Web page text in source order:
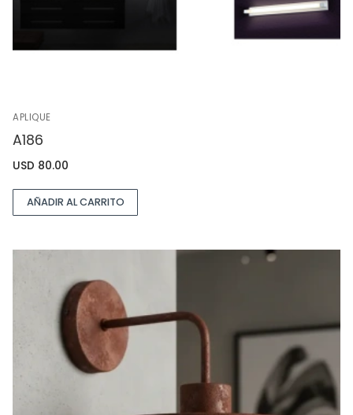
APLIQUE
A186
USD 80.00
AÑADIR AL CARRITO